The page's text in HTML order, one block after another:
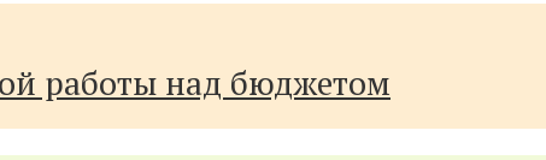
работы над бюджетом